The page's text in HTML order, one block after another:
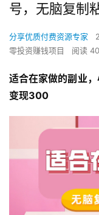
号，无脑复制
分享优质付费资源专家
零投资赚钱项目
阅读
适合在家做的副业
变现300